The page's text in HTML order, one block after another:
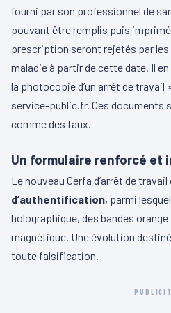
fourni par son professionnel de
pouvant être remplis puis
prescription seront rejetés par les
maladie à partir de cette date. Il
la photocopie d’un arrêt de
service-public.fr. Ces documents
comme des faux.
Un formulaire renforcé et
Le nouveau Cerfa d’arrêt de
d’authentification, parmi
holographique, des bandes orange
magnétique. Une évolution
toute falsification.